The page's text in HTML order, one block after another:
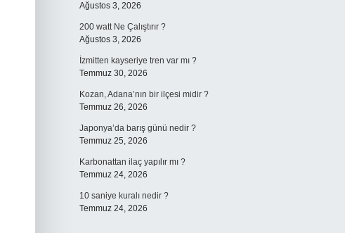
Ağustos 3, 2026
200 watt Ne Çalıştırır ?
Ağustos 3, 2026
İzmitten kayseriye tren var mı ?
Temmuz 30, 2026
Kozan, Adana’nın bir ilçesi midir ?
Temmuz 26, 2026
Japonya’da barış günü nedir ?
Temmuz 25, 2026
Karbonattan ilaç yapılır mı ?
Temmuz 24, 2026
10 saniye kuralı nedir ?
Temmuz 24, 2026